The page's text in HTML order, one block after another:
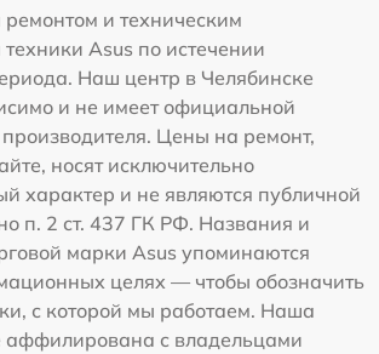
и техническим
Asus по истечении
Наш центр в Челябинске
и не имеет официальной
Цены на ремонт,
носят исключительно
характер и не являются публичной
п. 2 ст. 437 ГК РФ. Названия и
марки Asus упоминаются
целях — чтобы обозначить
с которой мы работаем. Наша
аффилирована с владельцами